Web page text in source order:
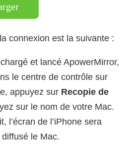
connexion est la suivante :
et lancé ApowerMirror,
le centre de contrôle sur
appuyez sur Recopie de
sur le nom de votre Mac.
l’écran de l’iPhone sera
le Mac.